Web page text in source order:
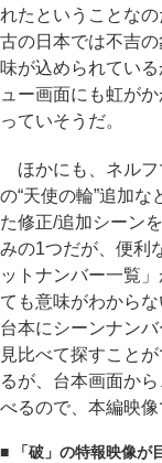
れたということな
古の日本では不吉
味が込められてい
ュー画面にも虹が
っていそうだ。
ほかにも、ネルフ
の“天使の輪”追加
た修正/追加シーン
みの1つだが、便利
ットナンバー一覧
ても意味がわから
台本にシーンナン
見比べて探すこと
るが、台本画面か
べるので、本編映像
■ 「破」の特報映像が